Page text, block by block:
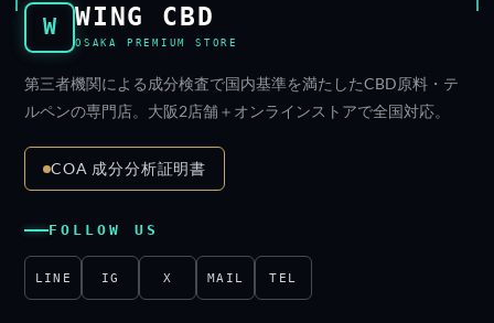
W WING CBD
OSAKA PREMIUM STORE
第三者機関による成分検査で国内基準を満たしたCBD原料・テ
ルペンの専門店。大阪2店舗＋オンラインストアで全国対応。
COA 成分分析証明書
FOLLOW US
LINE IG X MAIL TEL